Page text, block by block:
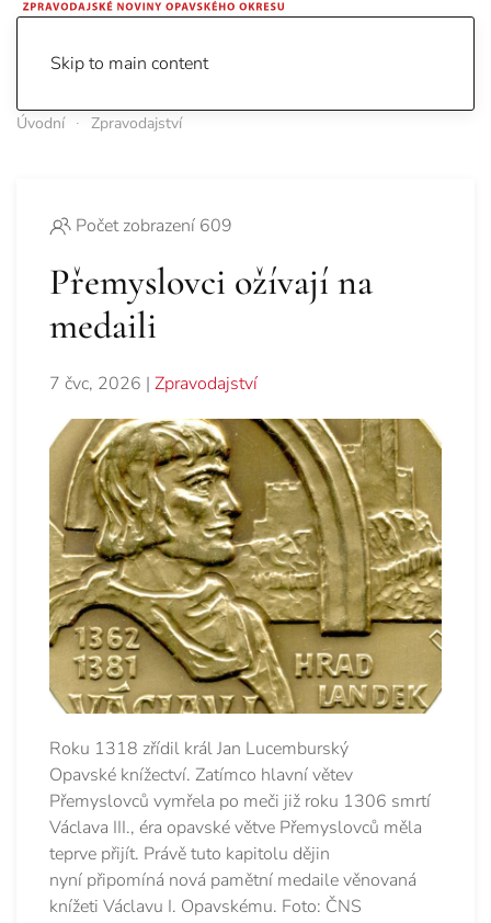
Skip to main content
Úvodní Zpravodajství
Počet zobrazení 609
Přemyslovci ožívají na
medaili
7 čvc, 2026 | Zpravodajství
Roku 1318 zřídil král Jan Lucemburský
Opavské knížectví. Zatímco hlavní větev
Přemyslovců vymřela po meči již roku 1306 smrtí
Václava III., éra opavské větve Přemyslovců měla
teprve přijít. Právě tuto kapitolu dějin
nyní připomíná nová pamětní medaile věnovaná
knížeti Václavu I. Opavskému. Foto: ČNS